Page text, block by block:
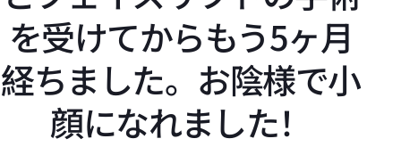
を受けてからもう5ヶ月
経ちました。お陰様で小
顔になれました！